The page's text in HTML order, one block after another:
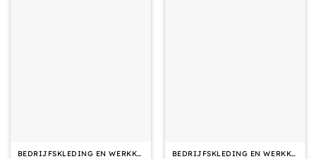
BEDRIJFSKLEDING EN WERKKLEDING BEDRIJFSKLEDING EN WERKKLEDING